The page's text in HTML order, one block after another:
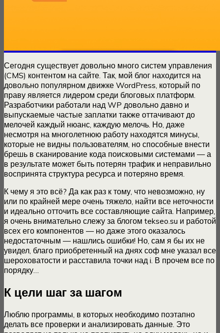
Сегодня существует довольно много систем управления
(CMS) контентом на сайте. Так, мой блог находится на
довольно популярном движке WordPress, который по
праву является лидером среди блоговых платформ.
Разработчики работали над WP довольно давно и
выпускаемые частые заплатки также оттачивают до
мелочей каждый нюанс, каждую мелочь. Но, даже
несмотря на многолетнюю работу находятся минусы,
которые не видны пользователям, но способные внести
брешь в сканирование кода поисковыми системами — а
в результате может быть потерян трафик и неправильно
воспринята структура ресурса и потеряно время.
К чему я это всё? Да как раз к тому, что невозможно, ну
или по крайней мере очень тяжело, найти все неточности
и идеально отточить все составляющие сайта. Например,
я очень внимательно слежу за блогом tekseo.su и работой
всех его компонентов — но даже этого оказалось
недостаточным — нашлись ошибки! Но, сам я бы их не
увидел, благо приобретенный на днях соф мне указал все
шероховатости и расставила точки над i. В прочем все по
порядку…
К цели шаг за шагом
Люблю программы, в которых необходимо поэтапно
делать все проверки и анализировать данные. Это